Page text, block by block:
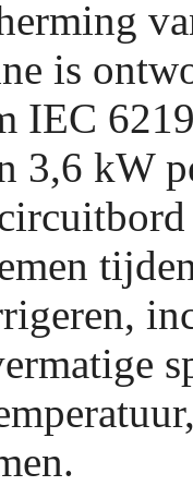
is
IEC
3,6 kW